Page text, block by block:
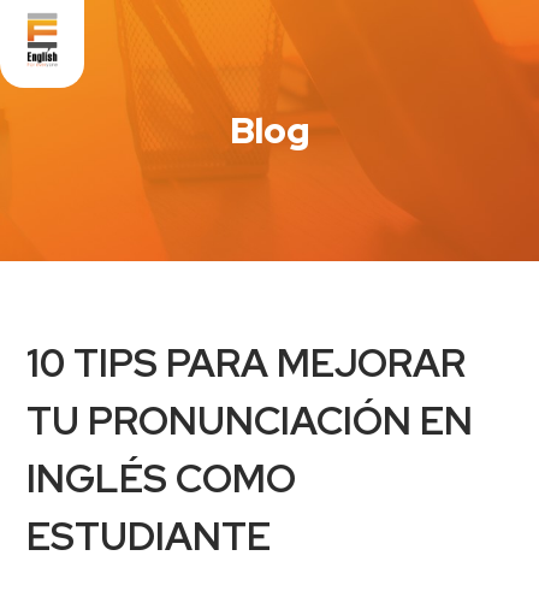
Blog
10 TIPS PARA MEJORAR
TU PRONUNCIACIÓN EN
INGLÉS COMO
ESTUDIANTE